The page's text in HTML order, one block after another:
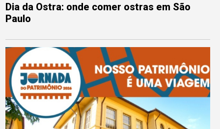
Dia da Ostra: onde comer ostras em São
Paulo